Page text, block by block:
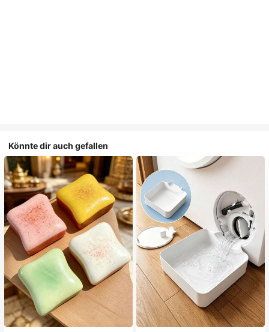
Könnte dir auch gefallen